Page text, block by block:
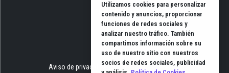
Newsletter
Contacto
Aviso de privacidad Términos y Condiciones
Utilizamos cookies para personalizar
contenido y anuncios, proporcionar
funciones de redes sociales y
analizar nuestro tráfico. También
compartimos información sobre su
uso de nuestro sitio con nuestros
socios de redes sociales, publicidad